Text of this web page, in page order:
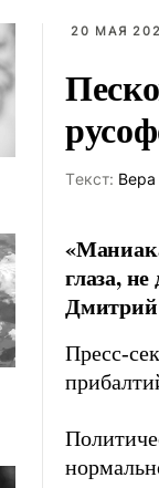
20 МАЯ
Tекст: Вера
глаза,
Пресс-